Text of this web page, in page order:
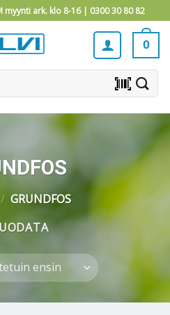
myynti ark. klo 8-16 | 0300 30 80 82
0
barcode_scanner
/ GRUNDFOS